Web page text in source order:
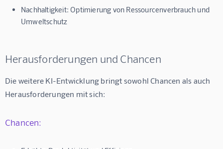
Nachhaltigkeit: Optimierung von Ressourcenverbrauch und
Umweltschutz
Herausforderungen und Chancen
Die weitere KI-Entwicklung bringt sowohl Chancen als auch
Herausforderungen mit sich:
Chancen: